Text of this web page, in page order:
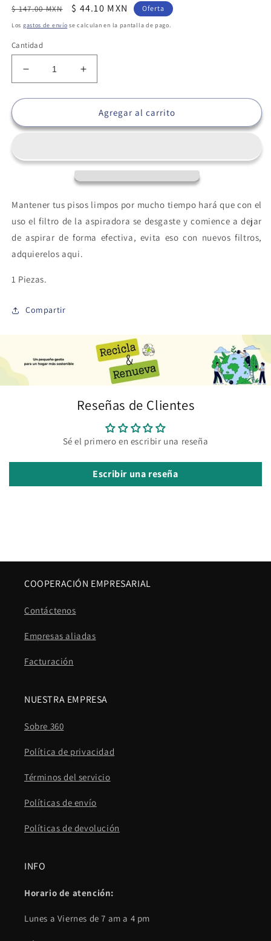
Precio
habitual
$ 147.00 MXN
Precio
de
$ 44.10 MXN Oferta
Los gastos de envío se calculan en la pantalla de pago.
Cantidad
Reducir
cantidad
para
1
P7
Aumentar
cantidad
para
Filtro
1
P7
Repuesto
Agregar al carrito
Mantener tus pisos limpos por mucho tiempo hará que con el
uso el filtro de la aspiradora se desgaste y comience a dejar
de aspirar de forma efectiva, evita eso con nuevos filtros,
adquierelos aqui.
1 Piezas.
Compartir
Reseñas de Clientes
Sé el primero en escribir una reseña
Escribir una reseña
COOPERACIÓN EMPRESARIAL
Contáctenos
Empresas aliadas
Facturación
NUESTRA EMPRESA
Sobre 360
Política de privacidad
Términos del servicio
Políticas de envío
Políticas de devolución
INFO
Horario de atención:
Lunes a Viernes de 7 am a 4 pm